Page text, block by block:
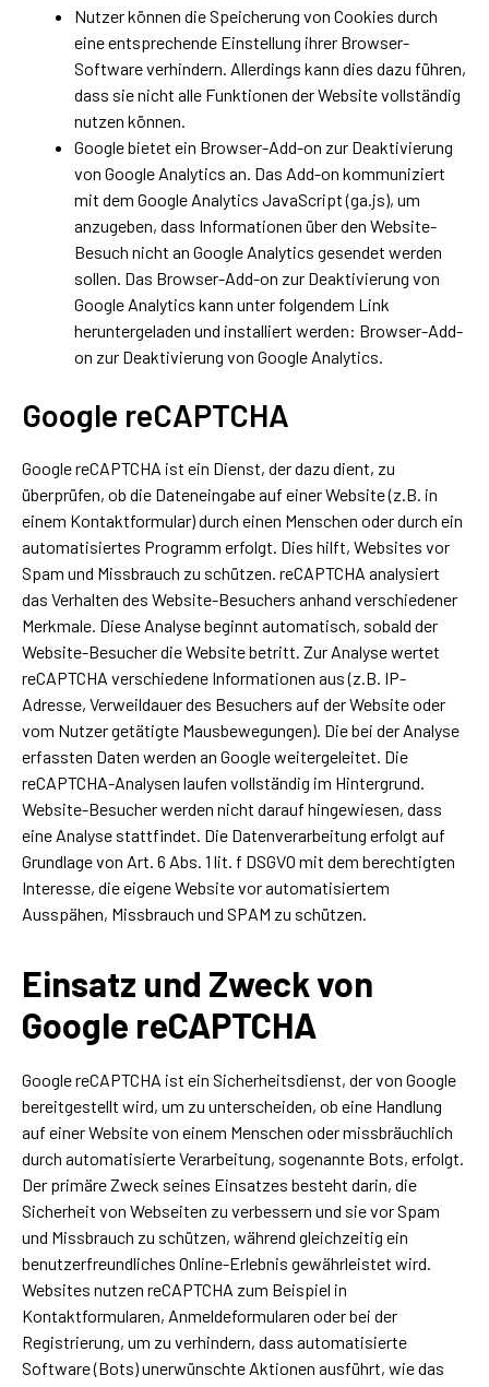
Nutzer können die Speicherung von Cookies durch
eine entsprechende Einstellung ihrer Browser-
Software verhindern. Allerdings kann dies dazu führen,
dass sie nicht alle Funktionen der Website vollständig
nutzen können.
Google bietet ein Browser-Add-on zur Deaktivierung
von Google Analytics an. Das Add-on kommuniziert
mit dem Google Analytics JavaScript (ga.js), um
anzugeben, dass Informationen über den Website-
Besuch nicht an Google Analytics gesendet werden
sollen. Das Browser-Add-on zur Deaktivierung von
Google Analytics kann unter folgendem Link
heruntergeladen und installiert werden: Browser-Add-
on zur Deaktivierung von Google Analytics.
Google reCAPTCHA
Google reCAPTCHA ist ein Dienst, der dazu dient, zu
überprüfen, ob die Dateneingabe auf einer Website (z.B. in
einem Kontaktformular) durch einen Menschen oder durch ein
automatisiertes Programm erfolgt. Dies hilft, Websites vor
Spam und Missbrauch zu schützen. reCAPTCHA analysiert
das Verhalten des Website-Besuchers anhand verschiedener
Merkmale. Diese Analyse beginnt automatisch, sobald der
Website-Besucher die Website betritt. Zur Analyse wertet
reCAPTCHA verschiedene Informationen aus (z.B. IP-
Adresse, Verweildauer des Besuchers auf der Website oder
vom Nutzer getätigte Mausbewegungen). Die bei der Analyse
erfassten Daten werden an Google weitergeleitet. Die
reCAPTCHA-Analysen laufen vollständig im Hintergrund.
Website-Besucher werden nicht darauf hingewiesen, dass
eine Analyse stattfindet. Die Datenverarbeitung erfolgt auf
Grundlage von Art. 6 Abs. 1 lit. f DSGVO mit dem berechtigten
Interesse, die eigene Website vor automatisiertem
Ausspähen, Missbrauch und SPAM zu schützen.
Einsatz und Zweck von
Google reCAPTCHA
Google reCAPTCHA ist ein Sicherheitsdienst, der von Google
bereitgestellt wird, um zu unterscheiden, ob eine Handlung
auf einer Website von einem Menschen oder missbräuchlich
durch automatisierte Verarbeitung, sogenannte Bots, erfolgt.
Der primäre Zweck seines Einsatzes besteht darin, die
Sicherheit von Webseiten zu verbessern und sie vor Spam
und Missbrauch zu schützen, während gleichzeitig ein
benutzerfreundliches Online-Erlebnis gewährleistet wird.
Websites nutzen reCAPTCHA zum Beispiel in
Kontaktformularen, Anmeldeformularen oder bei der
Registrierung, um zu verhindern, dass automatisierte
Software (Bots) unerwünschte Aktionen ausführt, wie das